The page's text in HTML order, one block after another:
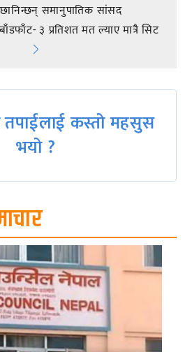
समानुपातिक सांसद
३ प्रतिशत मत ल्याए मात्रै सिट
कस्तो महसुस
भयो ?